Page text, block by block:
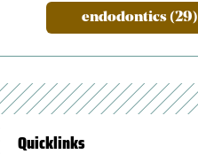
endodontics (29)
Quicklinks